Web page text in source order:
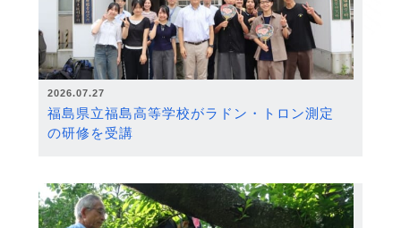
2026.07.27
福島県立福島高等学校がラドン・トロン測定
の研修を受講